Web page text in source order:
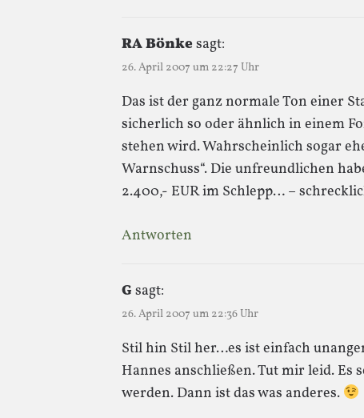
RA Bönkesagt:
26. April 2007 um 22:27 Uhr
Das ist der ganz normale Ton einer
sicherlich so oder ähnlich in einem
stehen wird. Wahrscheinlich sogar
Warnschuss“. Die unfreundlichen
2.400,- EUR im Schlepp… –
Antworten
G sagt:
26. April 2007 um 22:36 Uhr
Stil hin Stil her…es ist einfach
Hannes anschließen. Tut mir leid. Es
werden. Dann ist das was anderes.